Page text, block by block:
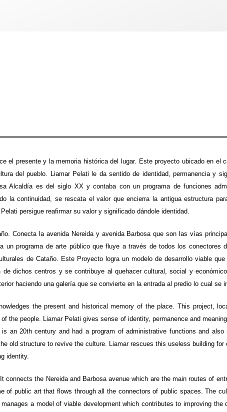
el presente y la memoria histórica del lugar. Este proyecto ubicado en el
del pueblo. Liamar Pelati le da sentido de identidad, permanencia y
Alcaldía es del siglo XX y contaba con un programa de funciones
la continuidad, se rescata el valor que encierra la antigua estructura
persigue reafirmar su valor y significado dándole identidad.
Conecta la avenida Nereida y avenida Barbosa que son las vías
un programa de arte público que fluye a través de todos los
de Cataño. Este Proyecto logra un modelo de desarrollo viable
dichos centros y se contribuye al quehacer cultural, social y
haciendo una galería que se convierte en la entrada al predio lo cual se
the present and historical memory of the place. This project,
the people. Liamar Pelati gives sense of identity, permanence and
an 20th century and had a program of administrative functions and
old structure to revive the culture. Liamar rescues this useless building
identity.
connects the Nereida and Barbosa avenue which are the main routes of
of public art that flows through all the connectors of public spaces. The
a model of viable development which contributes to improving